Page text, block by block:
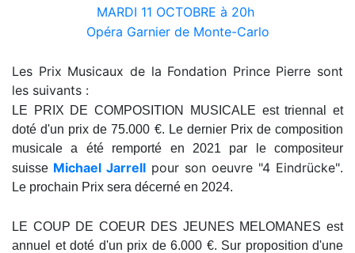
MARDI 11 OCTOBRE à 20h
Opéra Garnier de Monte-Carlo
Les Prix Musicaux de la Fondation Prince Pierre sont
les suivants :
LE PRIX DE COMPOSITION MUSICALE est triennal et
doté d'un prix de 75.000 €. Le dernier Prix de composition
musicale a été remporté en 2021 par
le compositeur
suisse Michael Jarrell pour son oeuvre "4 Eindrücke".
Le prochain Prix sera décerné en 2024.
LE COUP DE COEUR DES JEUNES MELOMANES est
annuel et doté d'un prix de 6.000 €. Sur proposition d'une